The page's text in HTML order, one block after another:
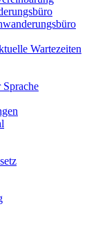
Wartezeiten